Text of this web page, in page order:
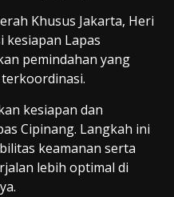
Khusus Jakarta, Heri
Lapas
pemindahan yang
kesiapan dan
Cipinang. Langkah ini
keamanan serta
lebih optimal di